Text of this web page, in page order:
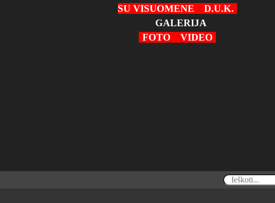
SU VISUOMENE
D.U.K.
GALERIJA
FOTO
VIDEO